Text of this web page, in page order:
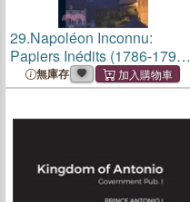
29.Napoléon Inconnu:
Papiers Inédits (1786-1793)
Pub...無庫存